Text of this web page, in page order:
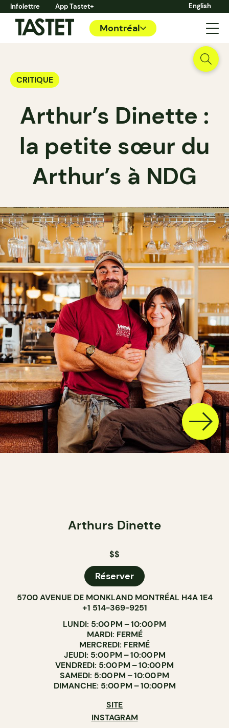
Infolettre App Tastet+ English
Montréal
CRITIQUE
Arthur’s Dinette :
la petite sœur du
Arthur’s à NDG
Arthurs Dinette
$$
Réserver
5700 AVENUE DE MONKLAND MONTRÉAL H4A 1E4
+1 514-369-9251
LUNDI: 5:00 PM – 10:00 PM
MARDI: FERMÉ
MERCREDI: FERMÉ
JEUDI: 5:00 PM – 10:00 PM
VENDREDI: 5:00 PM – 10:00 PM
SAMEDI: 5:00 PM – 10:00 PM
DIMANCHE: 5:00 PM – 10:00 PM
SITE
INSTAGRAM